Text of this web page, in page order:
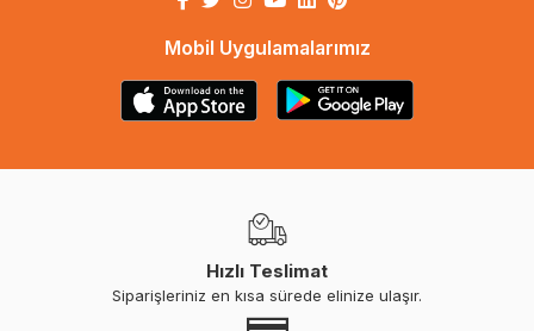
Mobil Uygulamalarımız
Hızlı Teslimat
Siparişleriniz en kısa sürede elinize ulaşır.